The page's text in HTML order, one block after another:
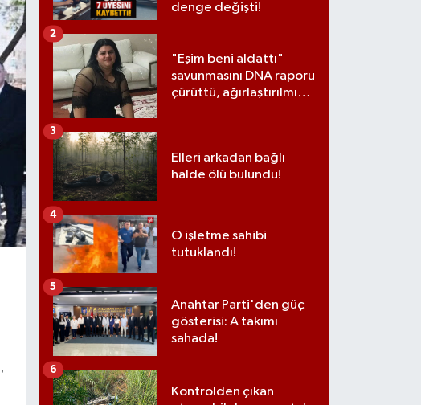
denge değişti!
"Eşim beni aldattı"
savunmasını DNA raporu
çürüttü, ağırlaştırılmış
2
Elleri arkadan bağlı
halde ölü bulundu!
3
O işletme sahibi
tutuklandı!
4
Anahtar Parti'den güç
gösterisi: A takımı
sahada!
5
Kontrolden çıkan
6